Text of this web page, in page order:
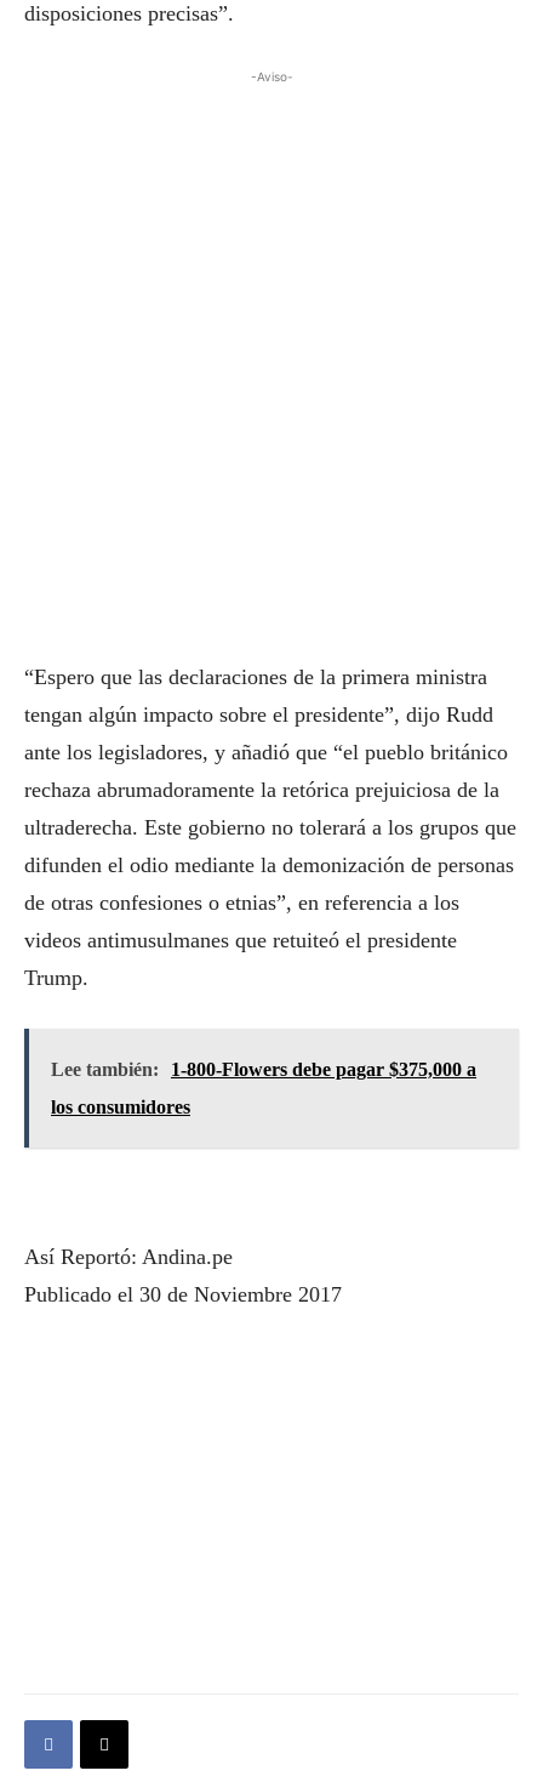
disposiciones precisas”.
-Aviso-
“Espero que las declaraciones de la primera ministra
tengan algún impacto sobre el presidente”, dijo Rudd
ante los legisladores, y añadió que “el pueblo británico
rechaza abrumadoramente la retórica prejuiciosa de la
ultraderecha. Este gobierno no tolerará a los grupos que
difunden el odio mediante la demonización de personas
de otras confesiones o etnias”, en referencia a los
videos antimusulmanes que retuiteó el presidente
Trump.
Lee también:
1-800-Flowers debe pagar $375,000 a
los consumidores
Así Reportó: Andina.pe
Publicado el 30 de Noviembre 2017